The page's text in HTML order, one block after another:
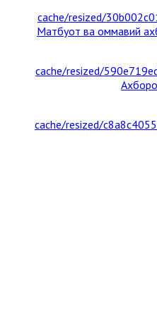
Матбуот ва оммавий